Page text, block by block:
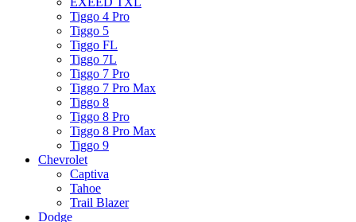
Tiggo 4 Pro
Tiggo 5
Tiggo FL
Tiggo 7L
Tiggo 7 Pro
Tiggo 7 Pro Max
Tiggo 8
Tiggo 8 Pro
Tiggo 8 Pro Max
Tiggo 9
Chevrolet
Captiva
Tahoe
Trail Blazer
Dodge